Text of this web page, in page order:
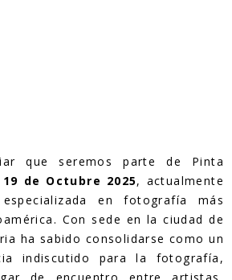
que seremos parte de Pinta
de Octubre 2025, actualmente
en fotografía más
Con sede en la ciudad de
ha sabido consolidarse como un
indiscutido para la fotografía,